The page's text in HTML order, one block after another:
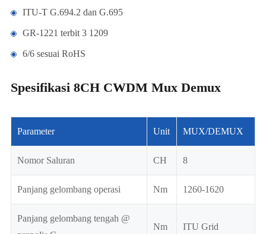
ITU-T G.694.2 dan G.695
GR-1221 terbit 3 1209
6/6 sesuai RoHS
Spesifikasi 8CH CWDM Mux Demux
Parameter Unit MUX/DEMUX
Nomor Saluran CH 8
Panjang gelombang operasi Nm 1260-1620
Panjang gelombang tengah @
Nm ITU Grid